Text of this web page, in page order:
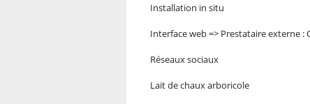
Installation in situ
Interface web => Prestataire externe :
Réseaux sociaux
Lait de chaux arboricole